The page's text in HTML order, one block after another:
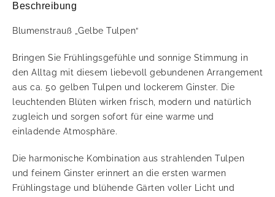
Beschreibung
Blumenstrauß „Gelbe Tulpen“
Bringen Sie Frühlingsgefühle und sonnige Stimmung in
den Alltag mit diesem liebevoll gebundenen Arrangement
aus ca. 50 gelben Tulpen und lockerem Ginster. Die
leuchtenden Blüten wirken frisch, modern und natürlich
zugleich und sorgen sofort für eine warme und
einladende Atmosphäre.
Die harmonische Kombination aus strahlenden Tulpen
und feinem Ginster erinnert an die ersten warmen
Frühlingstage und blühende Gärten voller Licht und